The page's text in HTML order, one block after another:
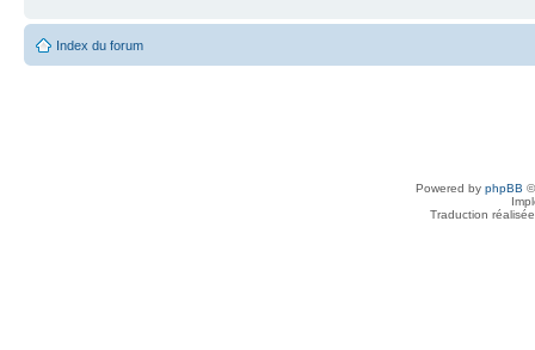
Index du forum
Powered by phpBB
Traduction